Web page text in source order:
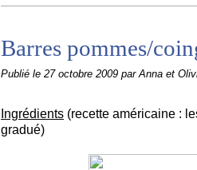
Barres pommes/
Publié le 27 octobre 2009 par Anna et
Ingrédients (recette américaine :
gradué)